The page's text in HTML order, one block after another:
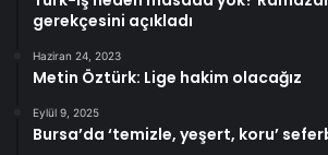
gerekçesini açıkladı
Haziran 24, 2023
Metin Öztürk: Lige hakim olacağız
Eylül 9, 2025
Bursa’da ‘temizle, yeşert, koru’